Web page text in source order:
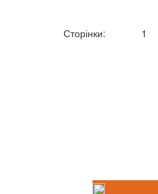
Сторінки: 1